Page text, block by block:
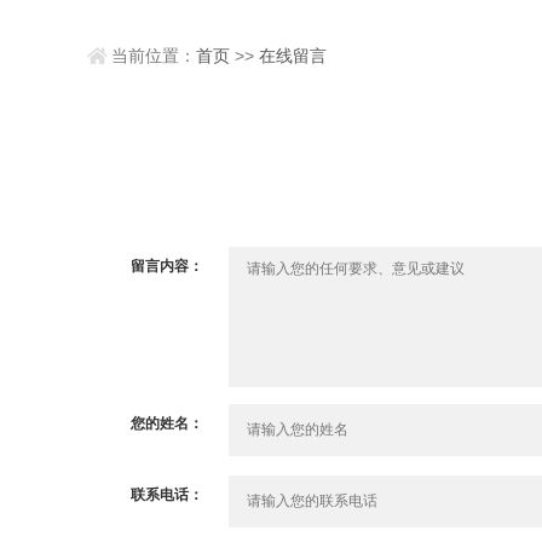
当前位置：首页 >>在线留言
留言内容：
您的姓名：
联系电话：